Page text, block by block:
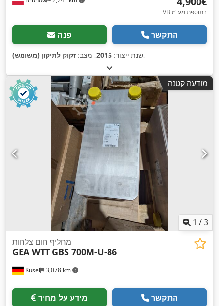
VB בתוספת מע"מ
פנה התקשר
שנת ייצור: 2015, מצב: זקוק לתיקון (משומש) ,
מודעה קטנה
1 /3
Kusel 3,078 km
מחליף חום צלחות
GEA WTT GBS 700M-U-86
מידע על מחיר התקשר